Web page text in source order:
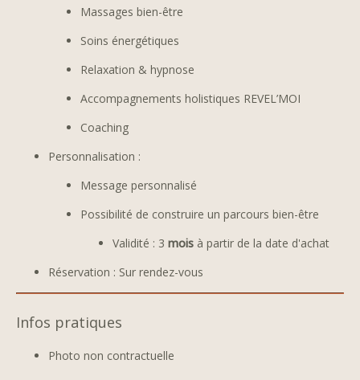
Massages bien-être
Soins énergétiques
Relaxation & hypnose
Accompagnements holistiques REVEL’MOI
Coaching
Personnalisation :
Message personnalisé
Possibilité de construire un parcours bien-être
Validité : 3 mois à partir de la date d'achat
Réservation : Sur rendez-vous
Infos pratiques
Photo non contractuelle